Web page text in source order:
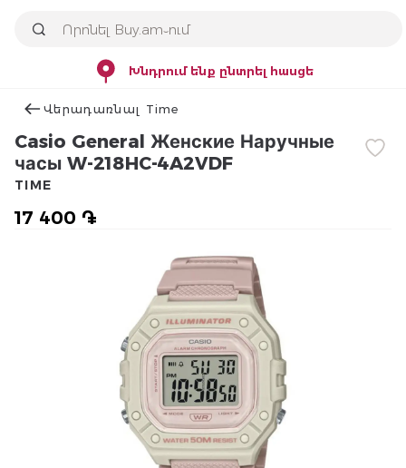
Խնդրում ենք ընտրել հասցե
Վերադառնալ Time
Casio General Женские Наручные
часы W-218HC-4A2VDF
17 400 ֏
TIME